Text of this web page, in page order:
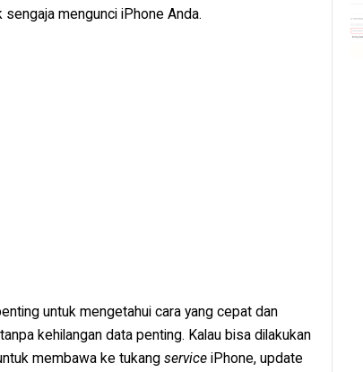
mengunci iPhone Anda.
untuk mengetahui cara yang cepat dan
kehilangan data penting. Kalau bisa dilakukan
membawa ke tukang service iPhone, update